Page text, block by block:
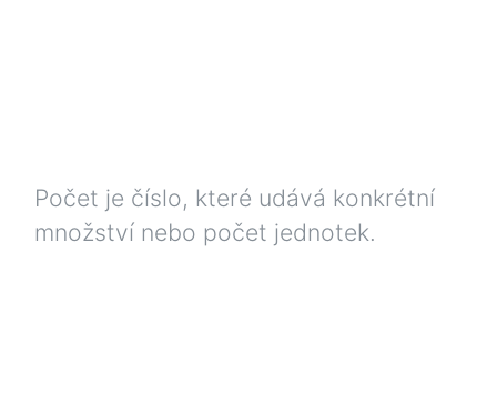
Počet je číslo, které udává konkrétní
množství nebo počet jednotek.